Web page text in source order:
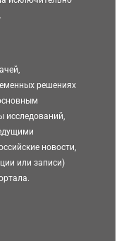
решениях
исследований,
новости,
или записи)